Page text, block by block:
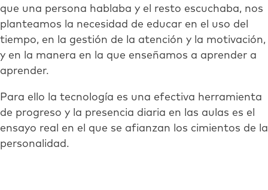
que una persona hablaba y el resto escuchaba, nos
planteamos la necesidad de educar en el uso del
tiempo, en la gestión de la atención y la motivación,
y en la manera en la que enseñamos a aprender a
aprender.
Para ello la tecnología es una efectiva herramienta
de progreso y la presencia diaria en las aulas es el
ensayo real en el que se afianzan los cimientos de la
personalidad.